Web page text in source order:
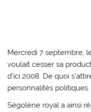
Mercredi 7 septembre,
voulait cesser sa
d’ici 2008. De quoi
personnalités politiques.
Ségolène royal a ainsi